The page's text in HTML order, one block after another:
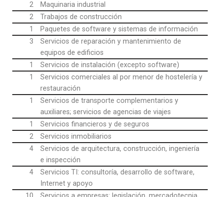
2
Maquinaria industrial
2
Trabajos de construcción
1
Paquetes de software y sistemas de información
3
Servicios de reparación y mantenimiento de
equipos de edificios
1
Servicios de instalación (excepto software)
1
Servicios comerciales al por menor de hostelería y
restauración
1
Servicios de transporte complementarios y
auxiliares; servicios de agencias de viajes
1
Servicios financieros y de seguros
2
Servicios inmobiliarios
4
Servicios de arquitectura, construcción, ingeniería
e inspección
4
Servicios TI: consultoría, desarrollo de software,
Internet y apoyo